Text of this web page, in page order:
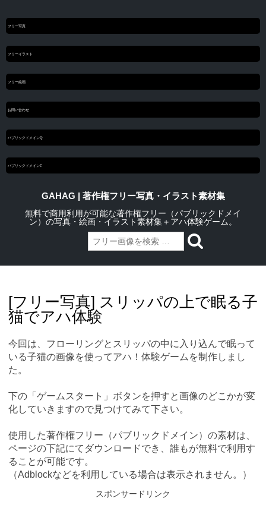
フリー写真
フリーイラスト
フリー絵画
お問い合わせ
パブリックドメインQ
パブリックドメインC
GAHAG | 著作権フリー写真・イラスト素材集
無料で商用利用が可能な著作権フリー（パブリックドメイ
ン）の写真・絵画・イラスト素材集＋アハ体験ゲーム。
content[フリー写真] スリッパの上で眠る子
猫でアハ体験
今回は、フローリングとスリッパの中に入り込んで眠って
いる子猫の画像を使ってアハ！体験ゲームを制作しまし
た。
下の「ゲームスタート」ボタンを押すと画像のどこかが変
化していきますので見つけてみて下さい。
使用した著作権フリー（パブリックドメイン）の素材は、
ページの下記にてダウンロードでき、誰もが無料で利用す
ることが可能です。
（Adblockなどを利用している場合は表示されません。）
スポンサードリンク